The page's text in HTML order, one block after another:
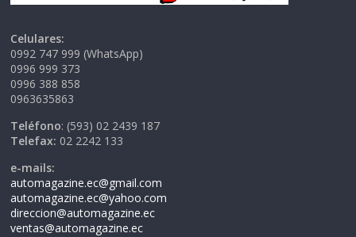
Celulares:
0992 747 999 (WhatsApp)
0996 999 373
0996 388 858
0963635863
Teléfono: (593) 02 2439 187
Telefax: 02 2242 133
e-mails:
automagazine.ec@gmail.com
automagazine.ec@yahoo.com
direccion@automagazine.ec
ventas@automagazine.ec